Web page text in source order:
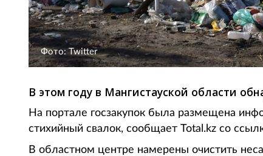
Фото: Twitter
В этом году в Мангистауской области
На портале госзакупок была размещена
стихийный свалок, сообщает Total.kz со
В областном центре намерены очистить